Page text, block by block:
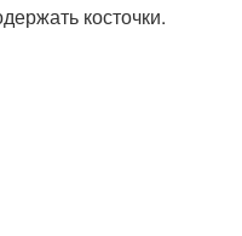
косточки.